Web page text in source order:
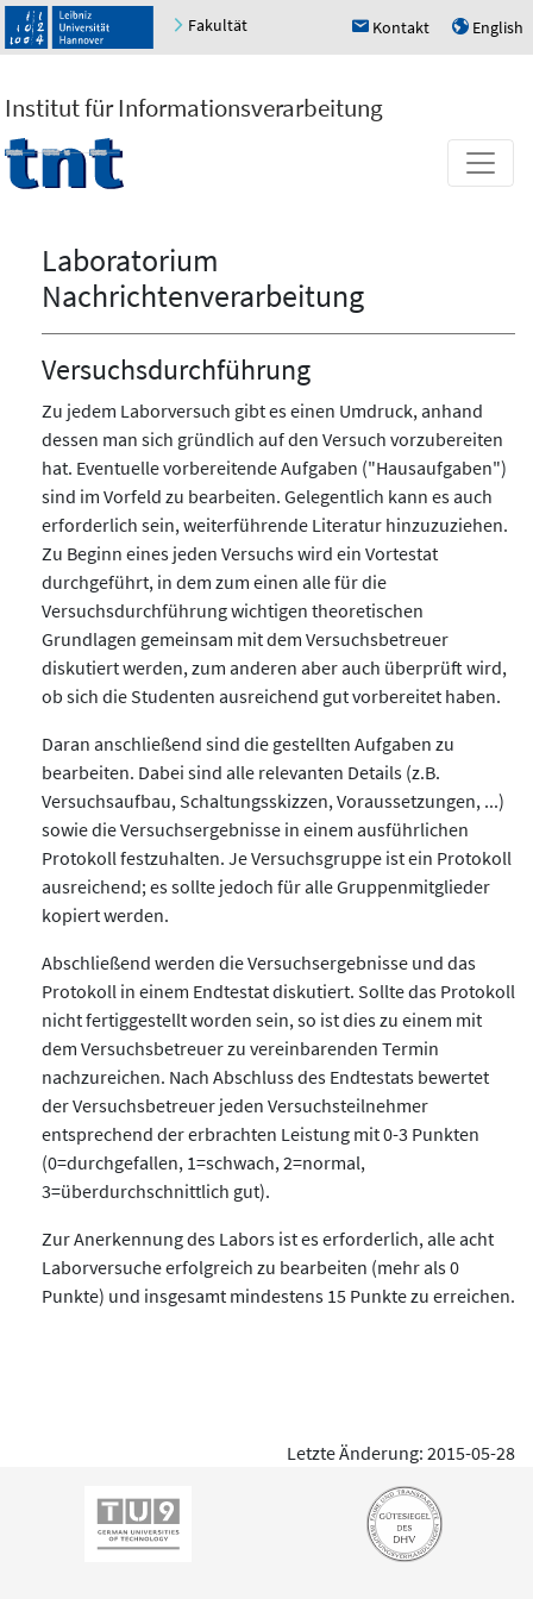
Fakultät h Kontakt u English
Institut für Informationsverarbeitung
Laboratorium
Nachrichtenverarbeitung
Versuchsdurchführung
Zu jedem Laborversuch gibt es einen Umdruck, anhand
dessen man sich gründlich auf den Versuch vorzubereiten
hat. Eventuelle vorbereitende Aufgaben ("Hausaufgaben")
sind im Vorfeld zu bearbeiten. Gelegentlich kann es auch
erforderlich sein, weiterführende Literatur hinzuzuziehen.
Zu Beginn eines jeden Versuchs wird ein Vortestat
durchgeführt, in dem zum einen alle für die
Versuchsdurchführung wichtigen theoretischen
Grundlagen gemeinsam mit dem Versuchsbetreuer
diskutiert werden, zum anderen aber auch überprüft wird,
ob sich die Studenten ausreichend gut vorbereitet haben.
Daran anschließend sind die gestellten Aufgaben zu
bearbeiten. Dabei sind alle relevanten Details (z.B.
Versuchsaufbau, Schaltungsskizzen, Voraussetzungen, ...)
sowie die Versuchsergebnisse in einem ausführlichen
Protokoll festzuhalten. Je Versuchsgruppe ist ein Protokoll
ausreichend; es sollte jedoch für alle Gruppenmitglieder
kopiert werden.
Abschließend werden die Versuchsergebnisse und das
Protokoll in einem Endtestat diskutiert. Sollte das Protokoll
nicht fertiggestellt worden sein, so ist dies zu einem mit
dem Versuchsbetreuer zu vereinbarenden Termin
nachzureichen. Nach Abschluss des Endtestats bewertet
der Versuchsbetreuer jeden Versuchsteilnehmer
entsprechend der erbrachten Leistung mit 0-3 Punkten
(0=durchgefallen, 1=schwach, 2=normal,
3=überdurchschnittlich gut).
Zur Anerkennung des Labors ist es erforderlich, alle acht
Laborversuche erfolgreich zu bearbeiten (mehr als 0
Punkte) und insgesamt mindestens 15 Punkte zu erreichen.
Letzte Änderung: 2015-05-28